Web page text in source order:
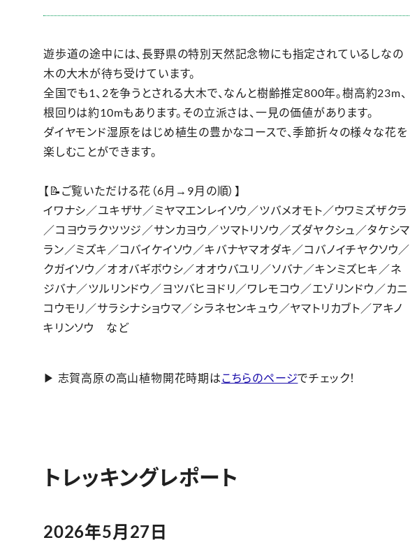
遊歩道の途中には、長野県の特別天然記念物にも指定されているしなの
木の大木が待ち受けています。
全国でも1、2を争うとされる大木で、なんと樹齢推定800年。樹高約23m、
根回りは約10mもあります。その立派さは、一見の価値があります。
ダイヤモンド湿原をはじめ植生の豊かなコースで、季節折々の様々な花を
楽しむことができます。
【📝ご覧いただける花（6月→9月の順）】
イワナシ／ユキザサ／ミヤマエンレイソウ／ツバメオモト／ウワミズザクラ
／コヨウラクツツジ／サンカヨウ／ツマトリソウ／ズダヤクシュ／タケシマ
ラン／ミズキ／コバイケイソウ／キバナヤマオダキ／コバノイチヤクソウ／
クガイソウ／オオバギボウシ／オオウバユリ／ソバナ／キンミズヒキ／ネ
ジバナ／ツルリンドウ／ヨツバヒヨドリ／ワレモコウ／エゾリンドウ／カニ
コウモリ／サラシナショウマ／シラネセンキュウ／ヤマトリカブト／アキノ
キリンソウ など
▶ 志賀高原の高山植物開花時期はこちらのページでチェック！
トレッキングレポート
2026年5月27日